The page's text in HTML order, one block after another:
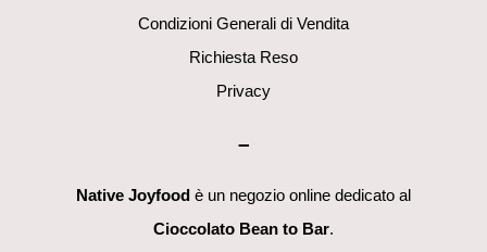
Condizioni Generali di Vendita
Richiesta Reso
Privacy
–
Native Joyfood è un negozio online dedicato al
Cioccolato Bean to Bar.